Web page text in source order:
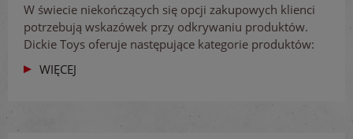
W świecie niekończących się opcji zakupowych klienci
potrzebują wskazówek przy odkrywaniu produktów.
Dickie Toys oferuje następujące kategorie produktów:
WIĘCEJ